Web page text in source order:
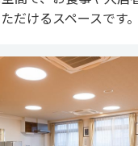
だけるスペースです。